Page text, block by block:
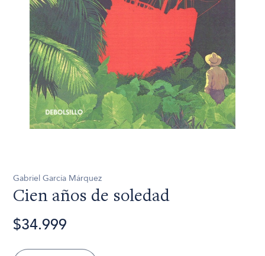
Gabriel García Márquez
Cien años de soledad
$34.999